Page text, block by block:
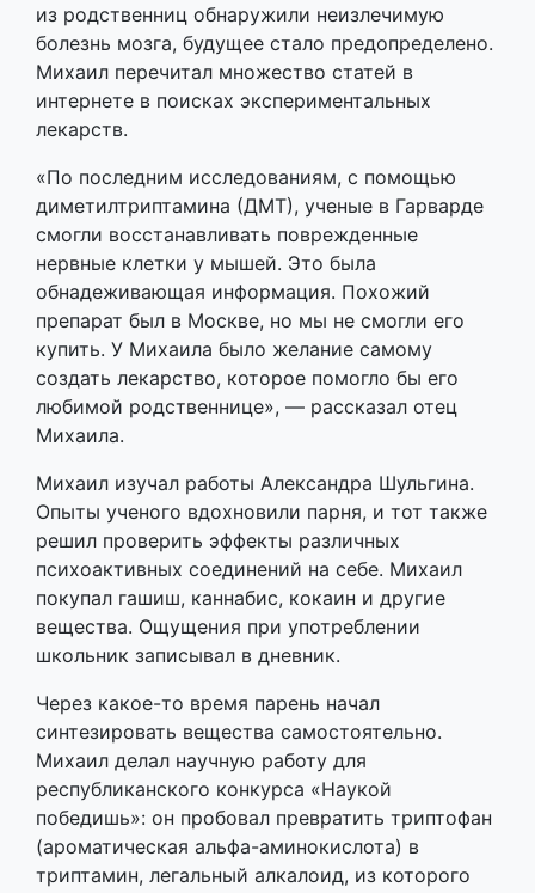
из родственниц обнаружили неизлечимую
болезнь мозга, будущее стало предопределено.
Михаил перечитал множество статей в
интернете в поисках экспериментальных
лекарств.
«По последним исследованиям, с помощью
диметилтриптамина (ДМТ), ученые в Гарварде
смогли восстанавливать поврежденные
нервные клетки у мышей. Это была
обнадеживающая информация. Похожий
препарат был в Москве, но мы не смогли его
купить. У Михаила было желание самому
создать лекарство, которое помогло бы его
любимой родственнице», — рассказал отец
Михаила.
Михаил изучал работы Александра Шульгина.
Опыты ученого вдохновили парня, и тот также
решил проверить эффекты различных
психоактивных соединений на себе. Михаил
покупал гашиш, каннабис, кокаин и другие
вещества. Ощущения при употреблении
школьник записывал в дневник.
Через какое-то время парень начал
синтезировать вещества самостоятельно.
Михаил делал научную работу для
республиканского конкурса «Наукой
победишь»: он пробовал превратить триптофан
(ароматическая альфа-аминокислота) в
триптамин, легальный алкалоид, из которого